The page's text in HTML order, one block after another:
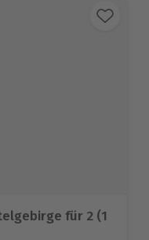
für 2 (1